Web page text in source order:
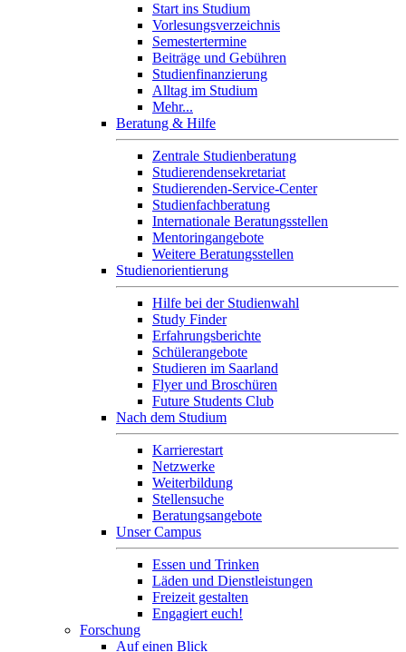
Start ins Studium
Vorlesungsverzeichnis
Semestertermine
Beiträge und Gebühren
Studienfinanzierung
Alltag im Studium
Mehr...
Beratung & Hilfe
Zentrale Studienberatung
Studierendensekretariat
Studierenden-Service-Center
Studienfachberatung
Internationale Beratungsstellen
Mentoringangebote
Weitere Beratungsstellen
Studienorientierung
Hilfe bei der Studienwahl
Study Finder
Erfahrungsberichte
Schülerangebote
Studieren im Saarland
Flyer und Broschüren
Future Students Club
Nach dem Studium
Karrierestart
Netzwerke
Weiterbildung
Stellensuche
Beratungsangebote
Unser Campus
Essen und Trinken
Läden und Dienstleistungen
Freizeit gestalten
Engagiert euch!
Forschung
Auf einen Blick